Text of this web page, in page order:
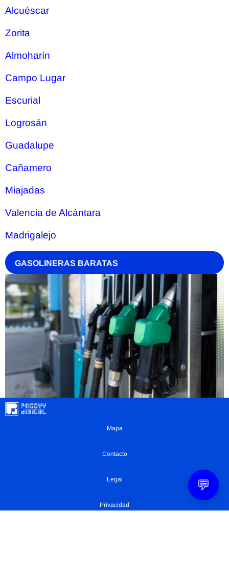
Alcuéscar
Zorita
Almoharín
Campo Lugar
Escurial
Logrosán
Guadalupe
Cañamero
Miajadas
Valencia de Alcántara
Madrigalejo
GASOLINERAS BARATAS
Mapa
Contacto
Legal
Privacidad
💬